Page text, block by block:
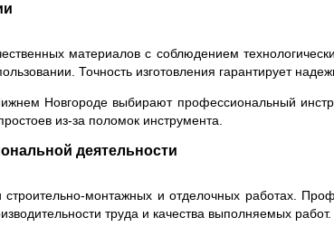
материалов с соблюдением
Точность изготовления гарантирует
Новгороде выбирают профессиональный
из-за поломок инструмента.
деятельности
строительно-монтажных и отделочных работах.
труда и качества выполняемых работ.